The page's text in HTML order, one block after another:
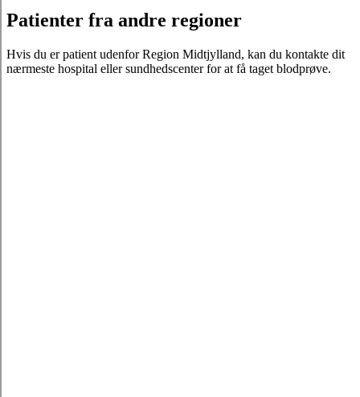
Patienter fra andre regioner
Hvis du er patient udenfor Region Midtjylland, kan du kontakte dit
nærmeste hospital eller sundhedscenter for at få taget blodprøve.